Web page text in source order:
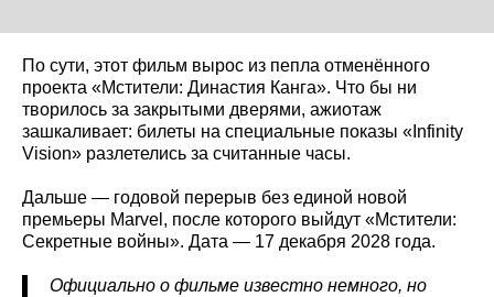
По сути, этот фильм вырос из пепла отменённого
проекта «Мстители: Династия Канга». Что бы ни
творилось за закрытыми дверями, ажиотаж
зашкаливает: билеты на специальные показы «Infinity
Vision» разлетелись за считанные часы.
Дальше — годовой перерыв без единой новой
премьеры Marvel, после которого выйдут «Мстители:
Секретные войны». Дата — 17 декабря 2028 года.
Официально о фильме известно немного, но